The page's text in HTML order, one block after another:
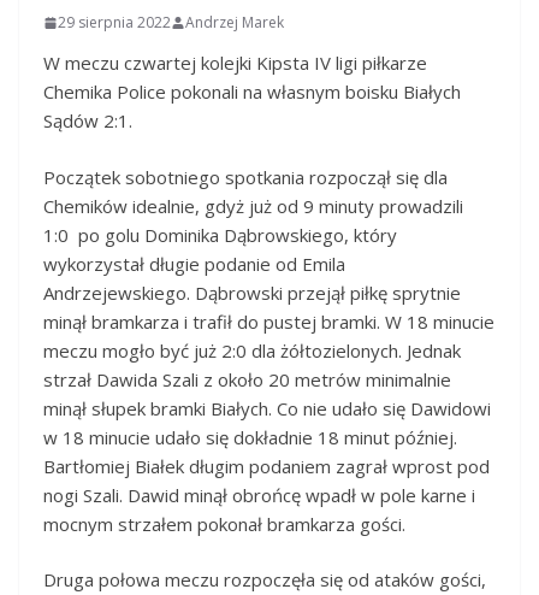
29 sierpnia 2022 Andrzej Marek
W meczu czwartej kolejki Kipsta IV ligi piłkarze
Chemika Police pokonali na własnym boisku Białych
Sądów 2:1.
Początek sobotniego spotkania rozpoczął się dla
Chemików idealnie, gdyż już od 9 minuty prowadzili
1:0 po golu Dominika Dąbrowskiego, który
wykorzystał długie podanie od Emila
Andrzejewskiego. Dąbrowski przejął piłkę sprytnie
minął bramkarza i trafił do pustej bramki. W 18 minucie
meczu mogło być już 2:0 dla żółtozielonych. Jednak
strzał Dawida Szali z około 20 metrów minimalnie
minął słupek bramki Białych. Co nie udało się Dawidowi
w 18 minucie udało się dokładnie 18 minut później.
Bartłomiej Białek długim podaniem zagrał wprost pod
nogi Szali. Dawid minął obrońcę wpadł w pole karne i
mocnym strzałem pokonał bramkarza gości.
Druga połowa meczu rozpoczęła się od ataków gości,